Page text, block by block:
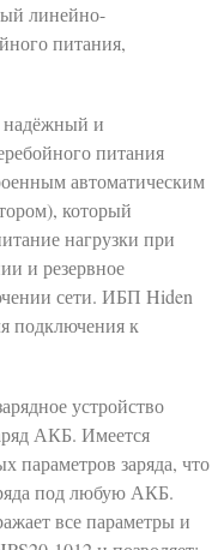
линейно-
питания,
надёжный и
питания
автоматическим
который
нагрузки при
и резервное
сети. ИБП Hiden
подключения к
устройство
АКБ. Имеется
параметров заряда, что
под любую АКБ.
все параметры и